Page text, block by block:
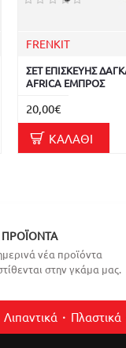
FRENKIT
ΣΕΤ ΕΠΙΣΚΕΥΗΣ
AFRICA ΕΜΠΡΟΣ
20,00€
ΚΑΛΆΘΙ
ΠΡΟΪΌΝΤΑ
νέα προϊόντα
στην γκάμα μας.
Λιπαντικά Πλαστικά